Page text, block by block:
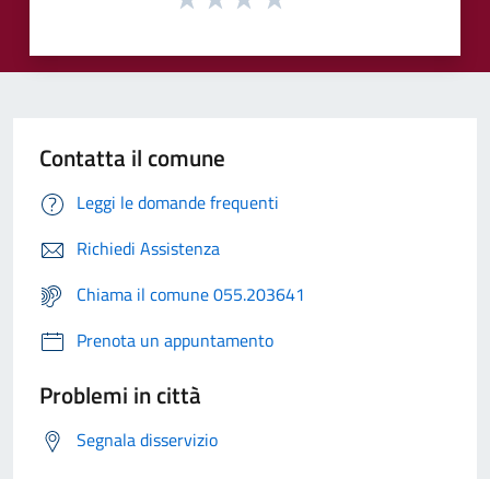
Contatta il comune
Leggi le domande frequenti
Richiedi Assistenza
Chiama il comune 055.203641
Prenota un appuntamento
Problemi in città
Segnala disservizio